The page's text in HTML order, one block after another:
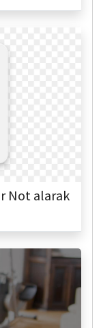
Not alarak